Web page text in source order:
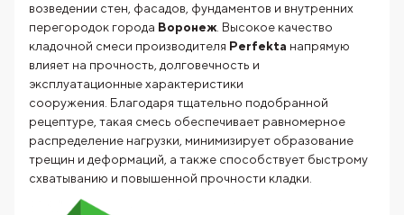
возведении стен, фасадов, фундаментов и внутренних
перегородок города Воронеж . Высокое качество
кладочной смеси производителя Perfekta напрямую
влияет на прочность, долговечность и
эксплуатационные характеристики
сооружения. Благодаря тщательно подобранной
рецептуре, такая смесь обеспечивает равномерное
распределение нагрузки, минимизирует образование
трещин и деформаций, а также способствует быстрому
схватыванию и повышенной прочности кладки.